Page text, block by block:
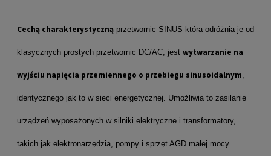
Cechą charakterystyczną przetwornic SINUS która odróżnia je od
klasycznych prostych przetwornic DC/AC, jest wytwarzanie na
wyjściu napięcia przemiennego o przebiegu sinusoidalnym,
identycznego jak to w sieci energetycznej. Umożliwia to zasilanie
urządzeń wyposażonych w silniki elektryczne i transformatory,
takich jak elektronarzędzia, pompy i sprzęt AGD małej mocy.